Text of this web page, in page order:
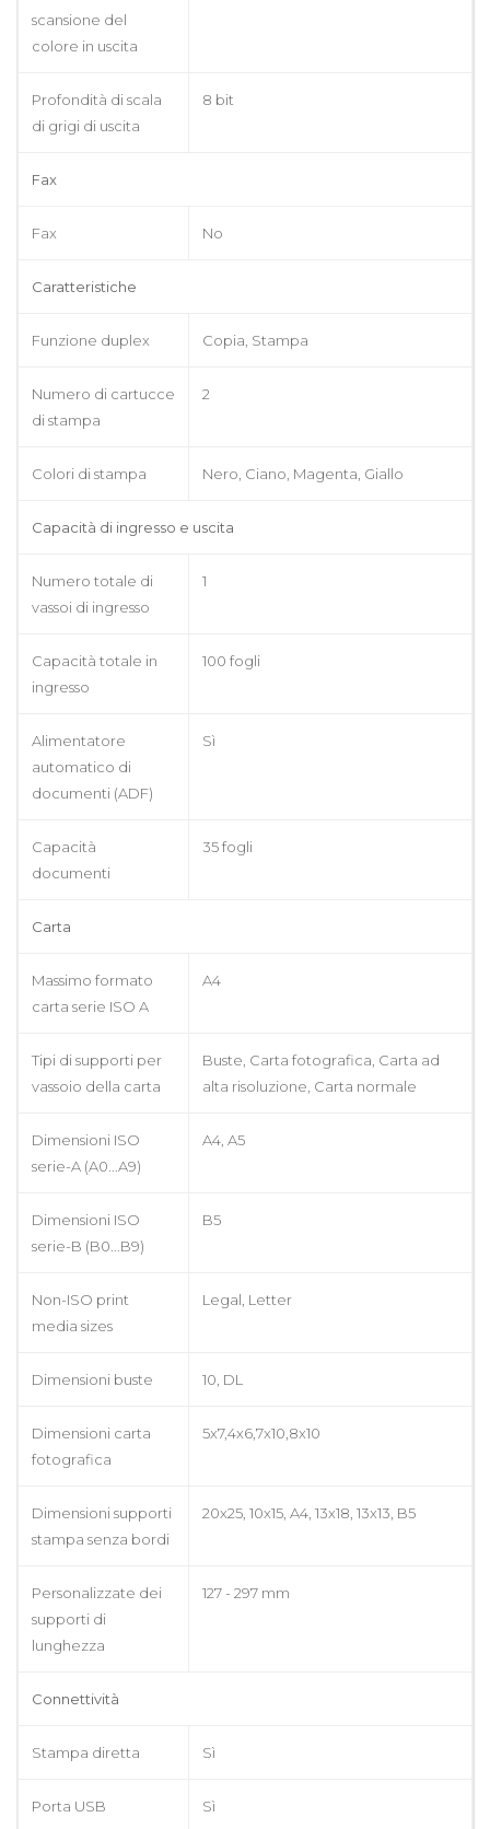
scansione del
colore in uscita
Profondità di scala
di grigi di uscita
8 bit
Fax
Fax No
Caratteristiche
Funzione duplex Copia, Stampa
Numero di cartucce
di stampa
2
Colori di stampa Nero, Ciano, Magenta, Giallo
Capacità di ingresso e uscita
Numero totale di
vassoi di ingresso
1
Capacità totale in
ingresso
100 fogli
Alimentatore
automatico di
documenti (ADF)
Sì
Capacità
documenti
35 fogli
Carta
Massimo formato
carta serie ISO A
A4
Tipi di supporti per
vassoio della carta
Buste, Carta fotografica, Carta ad
alta risoluzione, Carta normale
Dimensioni ISO
serie-A (A0...A9)
A4, A5
Dimensioni ISO
serie-B (B0...B9)
B5
Non-ISO print
media sizes
Legal, Letter
Dimensioni buste 10, DL
Dimensioni carta
fotografica
5x7,4x6,7x10,8x10
Dimensioni supporti
stampa senza bordi
20x25, 10x15, A4, 13x18, 13x13, B5
Personalizzate dei
supporti di
lunghezza
127 - 297 mm
Connettività
Stampa diretta Sì
Porta USB Sì